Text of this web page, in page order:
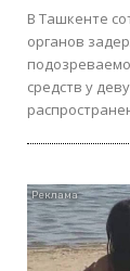
В Ташкенте
органов
средств у